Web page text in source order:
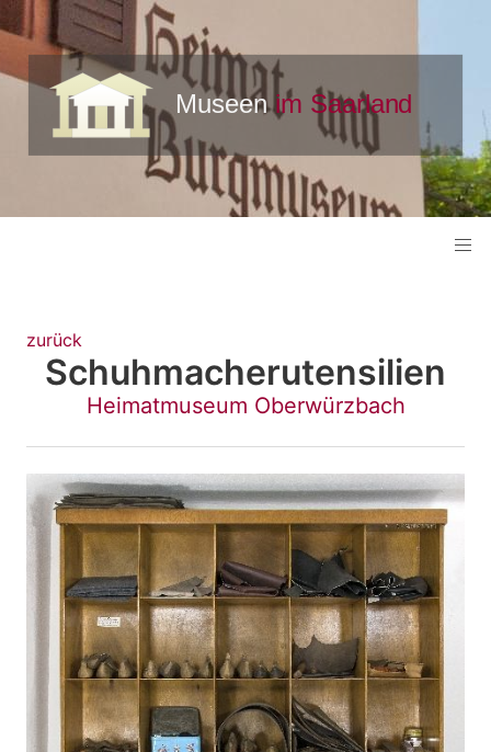
zurück
Schuhmacherutensilien
Heimatmuseum Oberwürzbach